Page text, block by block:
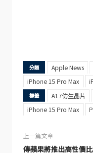
分類 Apple News
iPhone 15 Pro Max
標籤 A17仿生晶片
iPhone 15 Pro Max
上一篇文章
傳蘋果將推出高性價